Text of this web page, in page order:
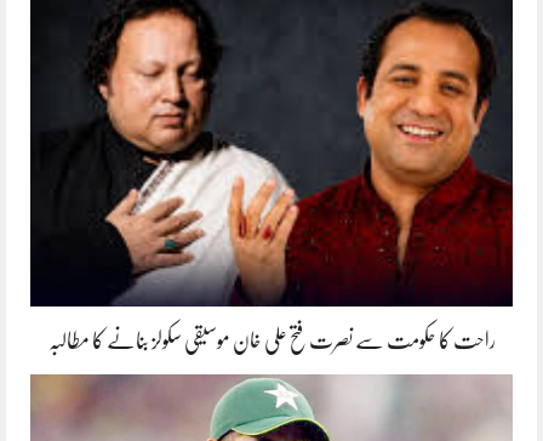
راحت کا حکومت سے نصرت فتح علی خان موسیقی سکولز بنانے کا مطالبہ